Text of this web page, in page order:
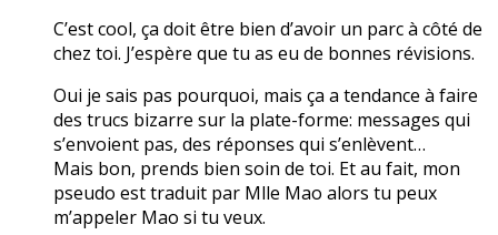
C’est cool, ça doit être bien d’avoir un parc à côté de
chez toi. J’espère que tu as eu de bonnes révisions.
Oui je sais pas pourquoi, mais ça a tendance à faire
des trucs bizarre sur la plate-forme: messages qui
s’envoient pas, des réponses qui s’enlèvent…
Mais bon, prends bien soin de toi. Et au fait, mon
pseudo est traduit par Mlle Mao alors tu peux
m’appeler Mao si tu veux.